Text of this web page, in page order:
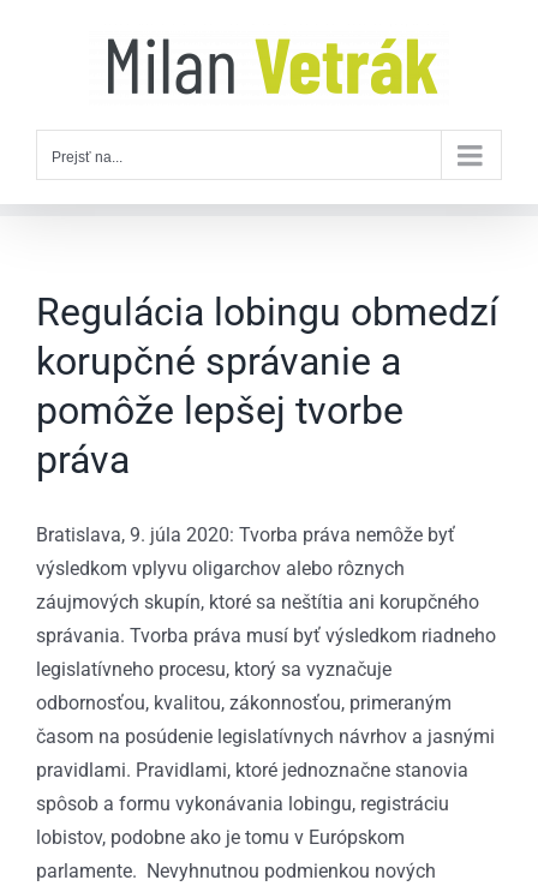
Prejsť na...
Regulácia lobingu obmedzí
korupčné správanie a
pomôže lepšej tvorbe
práva
Bratislava, 9. júla 2020: Tvorba práva nemôže byť
výsledkom vplyvu oligarchov alebo rôznych
záujmových skupín, ktoré sa neštítia ani korupčného
správania. Tvorba práva musí byť výsledkom riadneho
legislatívneho procesu, ktorý sa vyznačuje
odbornosťou, kvalitou, zákonnosťou, primeraným
časom na posúdenie legislatívnych návrhov a jasnými
pravidlami. Pravidlami, ktoré jednoznačne stanovia
spôsob a formu vykonávania lobingu, registráciu
lobistov, podobne ako je tomu v Európskom
parlamente. Nevyhnutnou podmienkou nových